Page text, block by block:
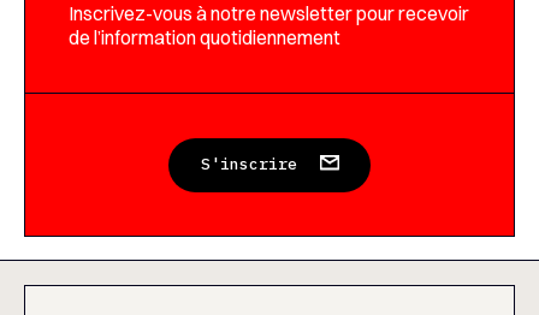
Inscrivez-vous à notre newsletter pour recevoir
de l’information quotidiennement
S'inscrire